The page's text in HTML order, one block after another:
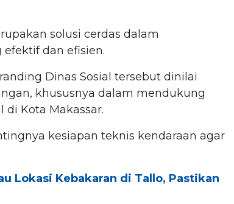
solusi cerdas dalam
dan efisien.
Dinas Sosial tersebut dinilai
khususnya dalam mendukung
di Kota Makassar.
kesiapan teknis kendaraan agar
Lokasi Kebakaran di Tallo, Pastikan